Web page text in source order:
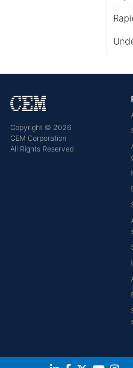
Copyright © 2026
CEM Corporation
All Rights Reserved